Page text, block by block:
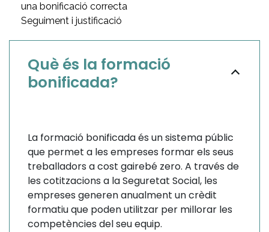
una bonificació correcta
Seguiment i justificació
Què és la formació
bonificada?
La formació bonificada és un sistema públic
que permet a les empreses formar els seus
treballadors a cost gairebé zero. A través de
les cotitzacions a la Seguretat Social, les
empreses generen anualment un crèdit
formatiu que poden utilitzar per millorar les
competències del seu equip.